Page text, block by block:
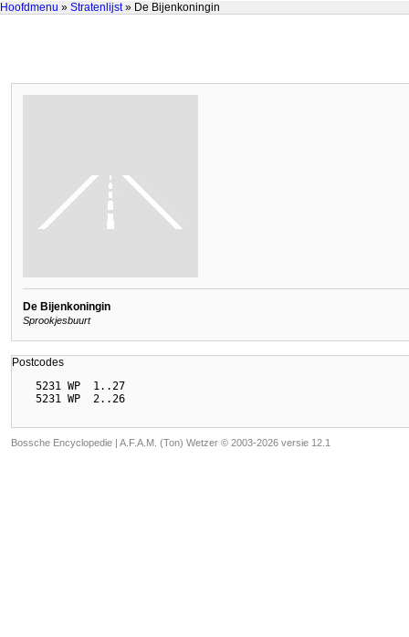
Hoofdmenu » Stratenlijst» De Bijenkoningin
De Bijenkoningin
Sprookjesbuurt
Postcodes
  5231 WP  1..27
Bossche Encyclopedie | A.F.A.M. (Ton) Wetzer © 2003-2026 versie 12.1